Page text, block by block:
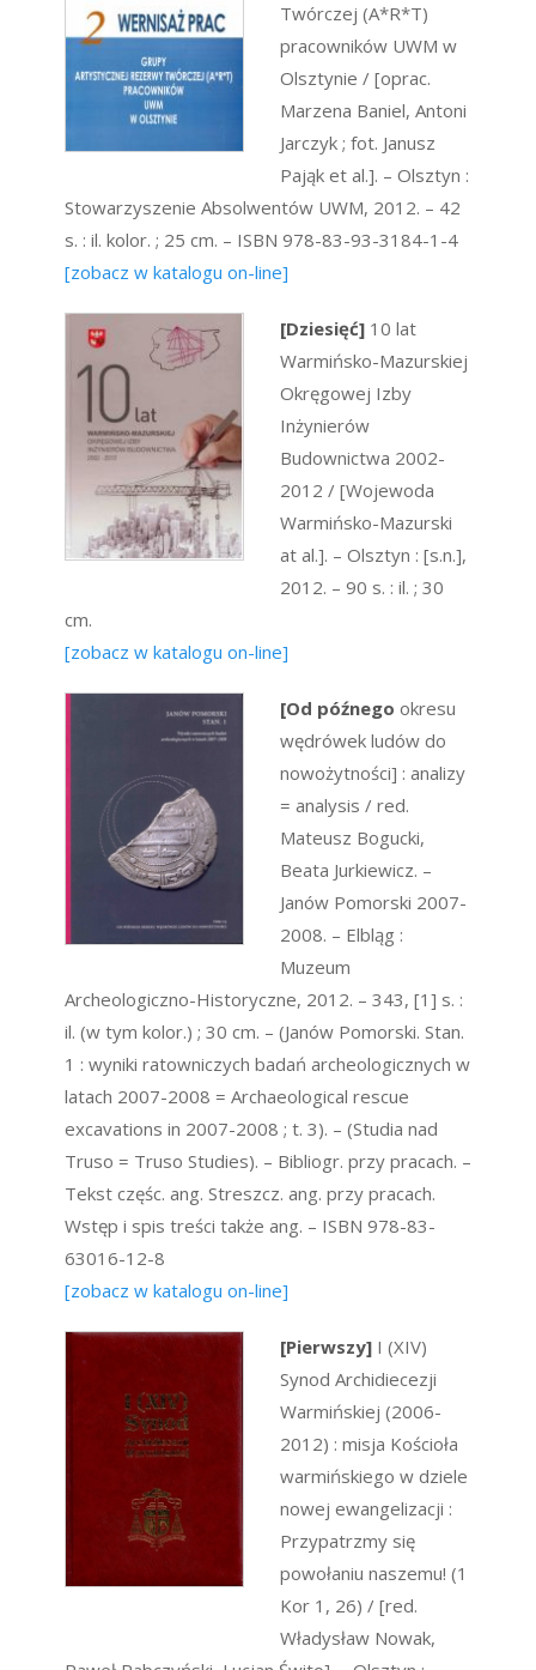
Twórczej (A*R*T)
pracowników UWM w
Olsztynie / [oprac.
Marzena Baniel, Antoni
Jarczyk ; fot. Janusz
Pająk et al.]. – Olsztyn :
Stowarzyszenie Absolwentów UWM, 2012. – 42
s. : il. kolor. ; 25 cm. – ISBN 978-83-93-3184-1-4
[zobacz w katalogu on-line]
[Dziesięć] 10 lat
Warmińsko-Mazurskiej
Okręgowej Izby
Inżynierów
Budownictwa 2002-
2012 / [Wojewoda
Warmińsko-Mazurski
at al.]. – Olsztyn : [s.n.],
2012. – 90 s. : il. ; 30
cm.
[zobacz w katalogu on-line]
[Od późnego okresu
wędrówek ludów do
nowożytności] : analizy
= analysis / red.
Mateusz Bogucki,
Beata Jurkiewicz. –
Janów Pomorski 2007-
2008. – Elbląg :
Muzeum
Archeologiczno-Historyczne, 2012. – 343, [1] s. :
il. (w tym kolor.) ; 30 cm. – (Janów Pomorski. Stan.
1 : wyniki ratowniczych badań archeologicznych w
latach 2007-2008 = Archaeological rescue
excavations in 2007-2008 ; t. 3). – (Studia nad
Truso = Truso Studies). – Bibliogr. przy pracach. –
Tekst częśc. ang. Streszcz. ang. przy pracach.
Wstęp i spis treści także ang. – ISBN 978-83-
63016-12-8
[zobacz w katalogu on-line]
[Pierwszy] I (XIV)
Synod Archidiecezji
Warmińskiej (2006-
2012) : misja Kościoła
warmińskiego w dziele
nowej ewangelizacji :
Przypatrzmy się
powołaniu naszemu! (1
Kor 1, 26) / [red.
Władysław Nowak,